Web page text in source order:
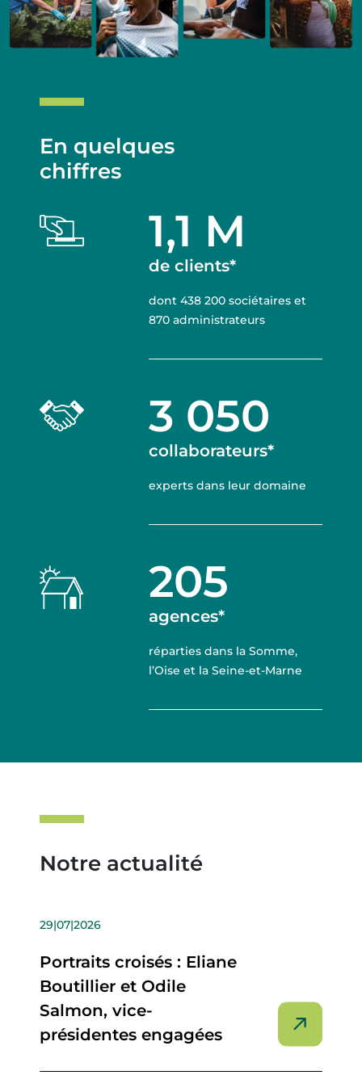
REJOIGNEZ-NOUS !
En quelques
chiffres
1,1 M
de clients*
dont 438 200 sociétaires et
870 administrateurs
3 050
collaborateurs*
experts dans leur domaine
205
agences*
réparties dans la Somme,
l’Oise et la Seine-et-Marne
Notre actualité
29|07|2026
Portraits croisés : Eliane
Boutillier et Odile
Salmon, vice-
présidentes engagées